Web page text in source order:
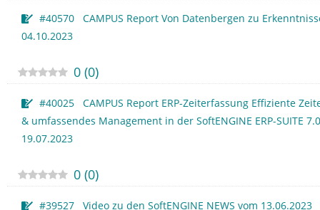
#40570 CAMPUS Report Von Datenbergen zu
04.10.2023
0 (0)
#40025 CAMPUS Report ERP-Zeiterfassung Effiziente
& umfassendes Management in der SoftENGINE ERP-SUITE
19.07.2023
0 (0)
#39527 Video zu den SoftENGINE NEWS vom 13.06.2023